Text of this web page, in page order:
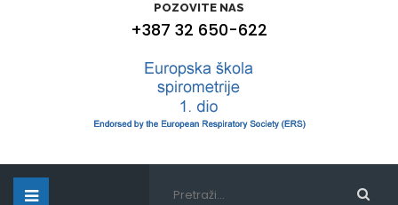
POZOVITE NAS
+387 32 650-622